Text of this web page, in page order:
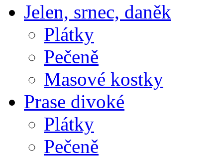
Jelen, srnec, daněk
Plátky
Pečeně
Masové kostky
Prase divoké
Plátky
Pečeně